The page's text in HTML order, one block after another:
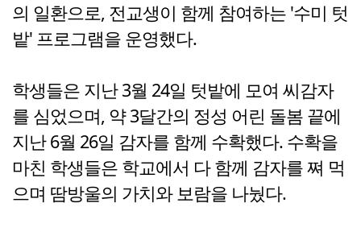
의 일환으로, 전교생이 함께 참여하는 '수미 텃
밭' 프로그램을 운영했다.
학생들은 지난 3월 24일 텃밭에 모여 씨감자
를 심었으며, 약 3달간의 정성 어린 돌봄 끝에
지난 6월 26일 감자를 함께 수확했다. 수확을
마친 학생들은 학교에서 다 함께 감자를 쪄 먹
으며 땀방울의 가치와 보람을 나눴다.